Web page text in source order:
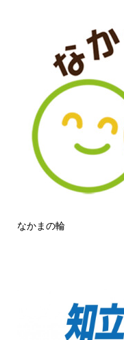
なかまの輪